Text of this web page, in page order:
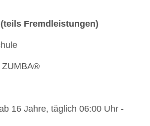
66“
:
Verpflegungsleistungen ist
Fremdleistungen)
ZUMBA®
16 Jahre, täglich 06:00 Uhr -